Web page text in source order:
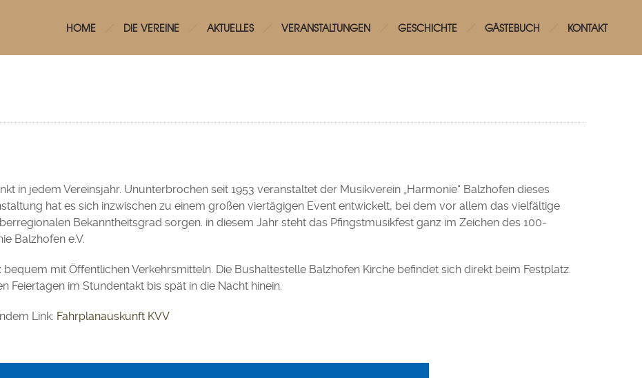
HOME DIE VEREINE AKTUELLES VERANSTALTUNGEN GESCHICHTE GÄSTEBUCH KONTAKT
in jedem Vereinsjahr. Ununterbrochen seit 1953 veranstaltet der Musikverein „Harmonie“ Balzhofen dieses
hat es sich inzwischen zu einem großen viertägigen Event entwickelt, bei dem vor allem das vielfältige
Bekanntheitsgrad sorgen. in diesem Jahr steht das Pfingstmusikfest ganz im Zeichen des 100-
Balzhofen e.V.
mit Öffentlichen Verkehrsmitteln. Die Bushaltestelle Balzhofen Kirche befindet sich direkt beim Festplatz.
Feiertagen im Stundentakt bis spät in die Nacht hinein.
Link: Fahrplanauskunft KVV